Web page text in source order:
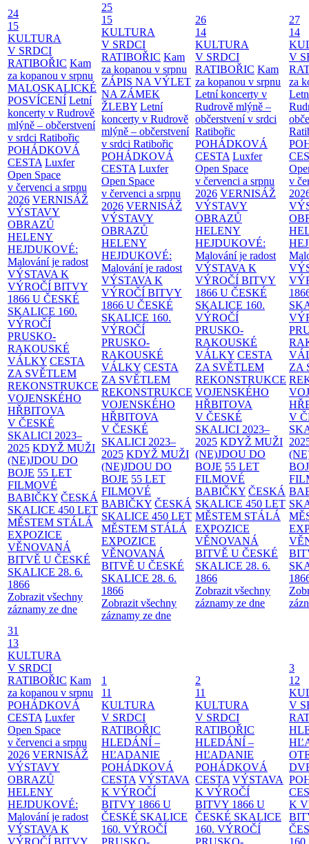
24
15
KULTURA
V SRDCI
RATIBOŘIC Kam
za kopanou v srpnu
MALOSKALICKÉ
POSVÍCENÍ Letní
koncerty v Rudrově
mlýně – občerstvení
v srdci Ratibořic
POHÁDKOVÁ
CESTA Luxfer
Open Space
v červenci a srpnu
2026 VERNISÁŽ
VÝSTAVY
OBRAZŮ
HELENY
HEJDUKOVÉ:
Malování je radost
VÝSTAVA K
VÝROČÍ BITVY
1866 U ČESKÉ
SKALICE 160.
VÝROČÍ
PRUSKO-
RAKOUSKÉ
VÁLKY CESTA
ZA SVĚTLEM
REKONSTRUKCE
VOJENSKÉHO
HŘBITOVA
V ČESKÉ
SKALICI 2023–
2025 KDYŽ MUŽI
(NE)JDOU DO
BOJE 55 LET
FILMOVÉ
BABIČKY ČESKÁ
SKALICE 450 LET
MĚSTEM STÁLÁ
EXPOZICE
VĚNOVANÁ
BITVĚ U ČESKÉ
SKALICE 28. 6.
1866
Zobrazit všechny
záznamy ze dne
25
15
KULTURA
V SRDCI
RATIBOŘIC Kam
za kopanou v srpnu
ZÁPIS NA VÝLET
NA ZÁMEK
ŽLEBY Letní
koncerty v Rudrově
mlýně – občerstvení
v srdci Ratibořic
POHÁDKOVÁ
CESTA Luxfer
Open Space
v červenci a srpnu
2026 VERNISÁŽ
VÝSTAVY
OBRAZŮ
HELENY
HEJDUKOVÉ:
Malování je radost
VÝSTAVA K
VÝROČÍ BITVY
1866 U ČESKÉ
SKALICE 160.
VÝROČÍ
PRUSKO-
RAKOUSKÉ
VÁLKY CESTA
ZA SVĚTLEM
REKONSTRUKCE
VOJENSKÉHO
HŘBITOVA
V ČESKÉ
SKALICI 2023–
2025 KDYŽ MUŽI
(NE)JDOU DO
BOJE 55 LET
FILMOVÉ
BABIČKY ČESKÁ
SKALICE 450 LET
MĚSTEM STÁLÁ
EXPOZICE
VĚNOVANÁ
BITVĚ U ČESKÉ
SKALICE 28. 6.
1866
Zobrazit všechny
záznamy ze dne
26
14
KULTURA
V SRDCI
RATIBOŘIC Kam
za kopanou v srpnu
Letní koncerty v
Rudrově mlýně –
občerstvení v srdci
Ratibořic
POHÁDKOVÁ
CESTA Luxfer
Open Space
v červenci a srpnu
2026 VERNISÁŽ
VÝSTAVY
OBRAZŮ
HELENY
HEJDUKOVÉ:
Malování je radost
VÝSTAVA K
VÝROČÍ BITVY
1866 U ČESKÉ
SKALICE 160.
VÝROČÍ
PRUSKO-
RAKOUSKÉ
VÁLKY CESTA
ZA SVĚTLEM
REKONSTRUKCE
VOJENSKÉHO
HŘBITOVA
V ČESKÉ
SKALICI 2023–
2025 KDYŽ MUŽI
(NE)JDOU DO
BOJE 55 LET
FILMOVÉ
BABIČKY ČESKÁ
SKALICE 450 LET
MĚSTEM STÁLÁ
EXPOZICE
VĚNOVANÁ
BITVĚ U ČESKÉ
SKALICE 28. 6.
1866
Zobrazit všechny
záznamy ze dne
27
14
V
za
v
ZA
V
31
13
KULTURA
V SRDCI
RATIBOŘIC Kam
za kopanou v srpnu
POHÁDKOVÁ
CESTA Luxfer
Open Space
v červenci a srpnu
2026 VERNISÁŽ
VÝSTAVY
OBRAZŮ
HELENY
HEJDUKOVÉ:
Malování je radost
VÝSTAVA K
VÝROČÍ BITVY
1
11
KULTURA
V SRDCI
RATIBOŘIC
HLEDÁNÍ –
HĽADANIE
POHÁDKOVÁ
CESTA VÝSTAVA
K VÝROČÍ
BITVY 1866 U
ČESKÉ SKALICE
160. VÝROČÍ
PRUSKO-
2
11
KULTURA
V SRDCI
RATIBOŘIC
HLEDÁNÍ –
HĽADANIE
POHÁDKOVÁ
CESTA VÝSTAVA
K VÝROČÍ
BITVY 1866 U
ČESKÉ SKALICE
160. VÝROČÍ
PRUSKO-
3
12
V
K